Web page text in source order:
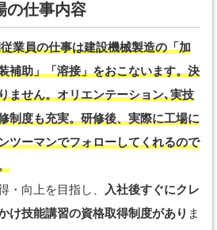
の仕事内容
業員の仕事は建設機械製造の「加
補助」「溶接」をおこないます。決
ません。オリエンテーション､実技
制度も充実。研修後、実際に工場に
ツーマンでフォローしてくれるので
・向上を目指し、
入社後すぐにクレ
け技能講習の資格取得制度があり ま